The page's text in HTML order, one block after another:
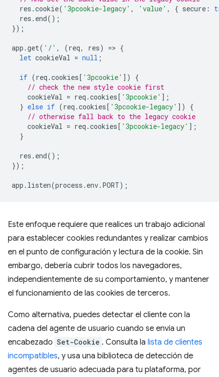
res .cookie( '3pcookie-legacy' , 'value' , { secure :
res . end();
});
app .get( '/' , (req, res) => {
let cookieVal = null ;
if (req .cookies [ '3pcookie' ])
{
// check the new style cookie first
cookieVal = req .cookies [ '3pcookie' ];
} else if (req .cookies [ '3pcookie-legacy' ])
{
// otherwise fall back to the legacy cookie
cookieVal = req .cookies [ '3pcookie-legacy' ];
}
res . end();
});
app . listen(process . env. PORT);
Este enfoque requiere que realices un trabajo adicional
para establecer cookies redundantes y realizar cambios
en el punto de configuración y lectura de la cookie. Sin
embargo, debería cubrir todos los navegadores,
independientemente de su comportamiento, y mantener
el funcionamiento de las cookies de terceros.
Como alternativa, puedes detectar el cliente con la
cadena del agente de usuario cuando se envía un
encabezado Set-Cookie . Consulta la lista de clientes
incompatibles, y usa una biblioteca de detección de
agentes de usuario adecuada para tu plataforma, por